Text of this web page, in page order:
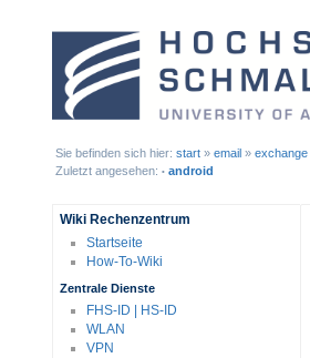
Sie befinden sich hier:start »email »exchange
Zuletzt angesehen: • android
Wiki Rechenzentrum
Startseite
How-To-Wiki
Zentrale Dienste
FHS-ID | HS-ID
WLAN
VPN